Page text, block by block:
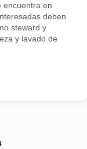
encuentra en
deben
steward y
y lavado de